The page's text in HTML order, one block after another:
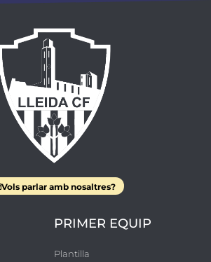
Vols parlar amb nosaltres?
PRIMER EQUIP
Plantilla